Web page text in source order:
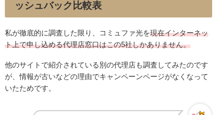
ッシュバック比較表
私が徹底的に調査した限り、コミュファ光を現在インターネッ
ト上で申し込める代理店窓口はこの5社しかありません。
他のサイトで紹介されている別の代理店も調査してみたのです
が、情報が古いなどの理由でキャンペーンページがなくなって
いたためです。